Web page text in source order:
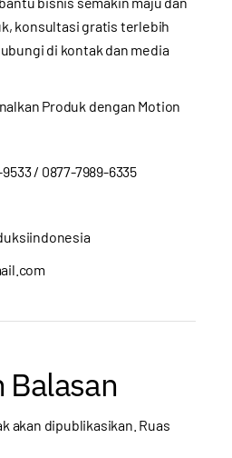
konsultasi gratis terlebih
di kontak dan media
Produk dengan Motion
/ 0877-7989-6335
Balasan
akan dipublikasikan. Ruas